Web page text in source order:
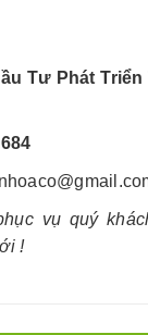
Tư Phát
vụ quý
!